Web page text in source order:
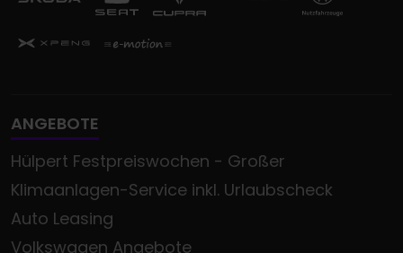
ANGEBOTE
Hülpert Festpreiswochen - Großer
Klimaanlagen-Service inkl. Urlaubscheck
Auto Leasing
Volkswagen Angebote